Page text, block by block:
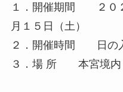
１．開催期間 ２０
月１５日（土）
２．開催時間 日の
３．場 所 本宮境内